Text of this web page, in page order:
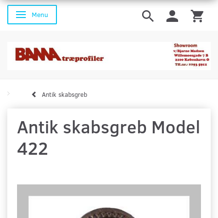
Skifte navigation
Menu
Antik skabsgreb
Antik skabsgreb Model
422